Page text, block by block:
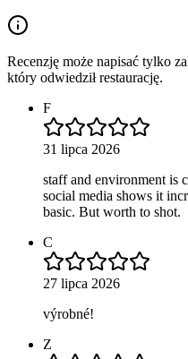
Recenzję może napisać tylko
który odwiedził restaurację.
F
31 lipca 2026
staff and environment is
social media shows it
basic. But worth to shot.
C
27 lipca 2026
výrobné!
Z